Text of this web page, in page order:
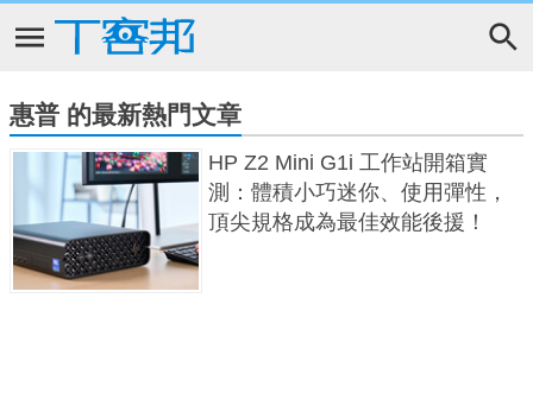
惠普 的最新熱門文章
HP Z2 Mini G1i 工作站開箱實
測：體積小巧迷你、使用彈性，
頂尖規格成為最佳效能後援！